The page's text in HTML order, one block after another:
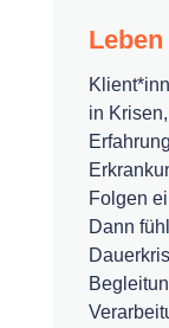
in
Folgen
Dann